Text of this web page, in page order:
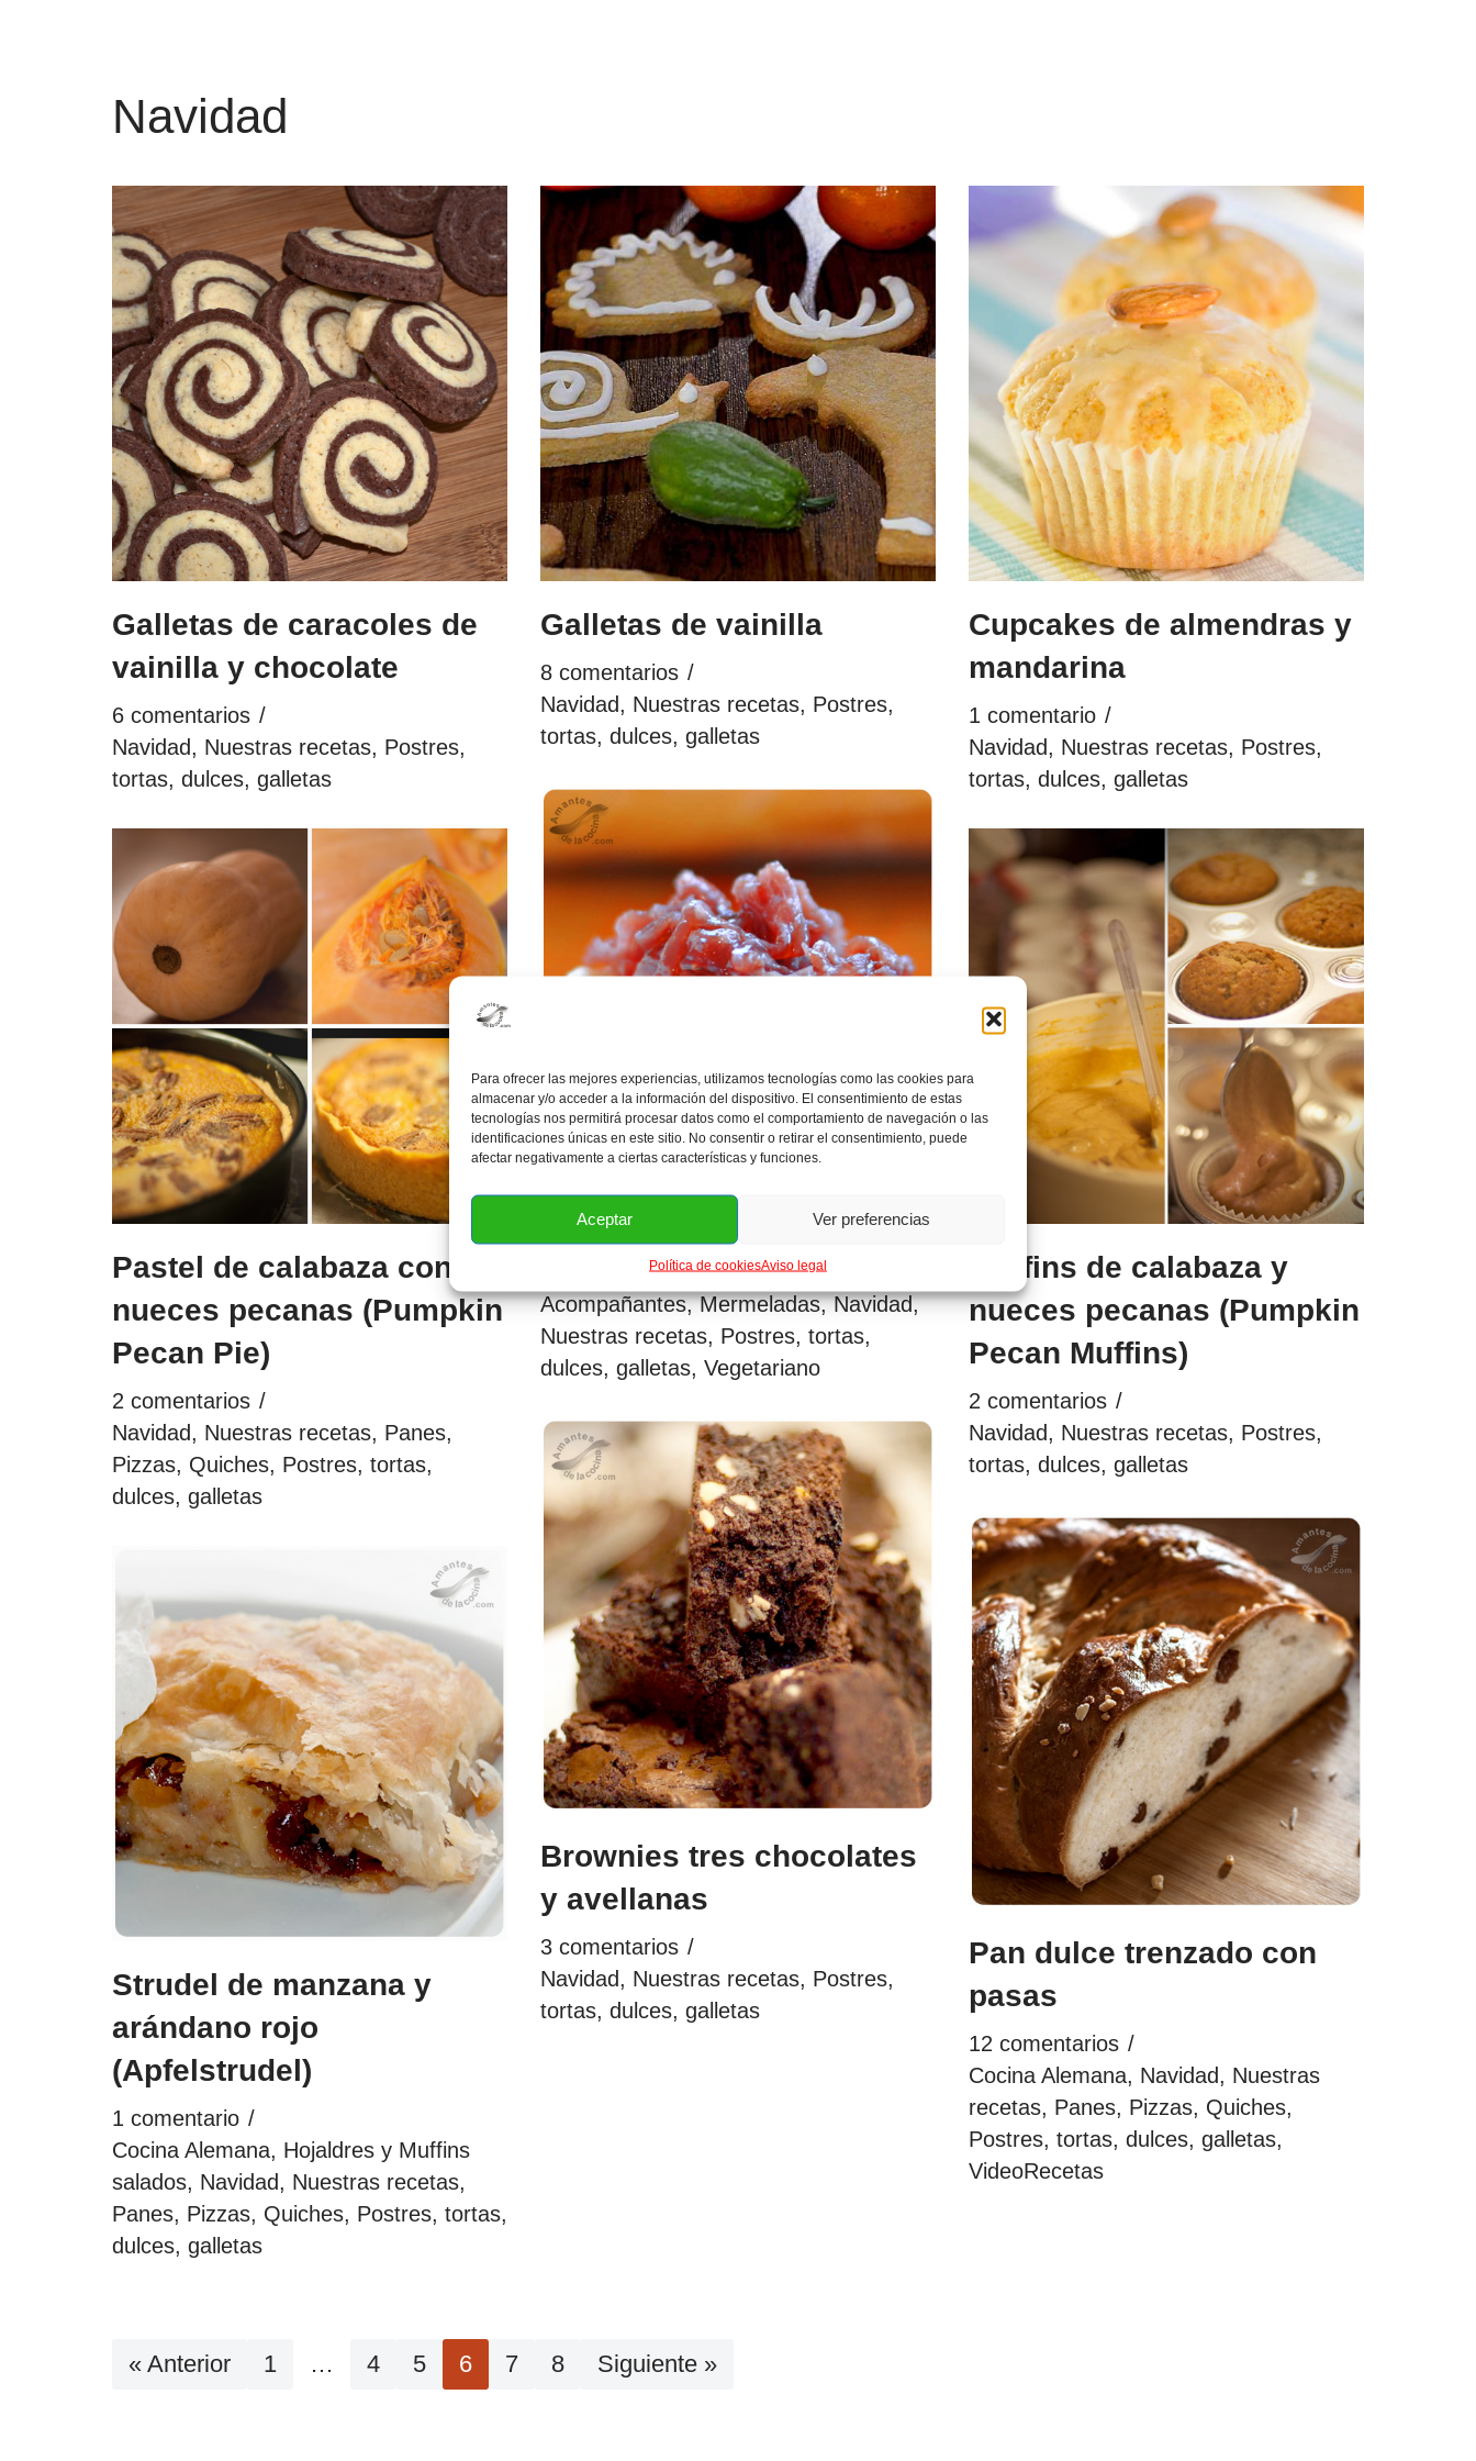
Para ofrecer las mejores experiencias, utilizamos tecnologías como las cookies para
almacenar y/o acceder a la información del dispositivo. El consentimiento de estas
tecnologías nos permitirá procesar datos como el comportamiento de navegación o las
identificaciones únicas en este sitio. No consentir o retirar el consentimiento, puede
afectar negativamente a ciertas características y funciones.
Aceptar Ver preferencias
Política de cookiesAviso legal
Navidad
Galletas de caracoles de
vainilla y chocolate
6 comentarios
Navidad, Nuestras recetas, Postres,
tortas, dulces, galletas
Galletas de vainilla
8 comentarios
Navidad, Nuestras recetas, Postres,
tortas, dulces, galletas
Cupcakes de almendras y
mandarina
1 comentario
Navidad, Nuestras recetas, Postres,
tortas, dulces, galletas
Mermelada de cebolla roja
8 comentarios
Acompañantes,Mermeladas,Navidad,
Nuestras recetas, Postres, tortas,
dulces, galletas, Vegetariano
Pastel de calabaza con
nueces pecanas (Pumpkin
Pecan Pie)
2 comentarios
Navidad, Nuestras recetas, Panes,
Pizzas, Quiches, Postres, tortas,
dulces, galletas
Muffins de calabaza y
nueces pecanas (Pumpkin
Pecan Muffins)
2 comentarios
Navidad, Nuestras recetas, Postres,
tortas, dulces, galletas
Brownies tres chocolates
y avellanas
3 comentarios
Navidad, Nuestras recetas, Postres,
tortas, dulces, galletas
Pan dulce trenzado con
pasas
12 comentarios
Cocina Alemana, Navidad, Nuestras
recetas, Panes, Pizzas, Quiches,
Postres, tortas, dulces, galletas,
VideoRecetas
Strudel de manzana y
arándano rojo
(Apfelstrudel)
1 comentario
Cocina Alemana, Hojaldres y Muffins
salados, Navidad, Nuestras recetas,
Panes, Pizzas, Quiches, Postres, tortas,
dulces, galletas
« Anterior 1 … 4 5 6 7 8 Siguiente »